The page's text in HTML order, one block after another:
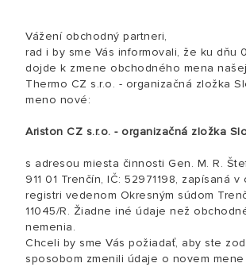
Vážení obchodný partneri,
rad i by sme Vás informovali, že ku dňu
dojde k zmene obchodného mena
Thermo CZ s.r.o. - organizačná zložka
meno nové:
Ariston CZ s.r.o. - organizačná zložka
s adresou miesta činnosti Gen. M. R.
911 01 Trenčín, IČ: 52971198, zapísaná
registri vedenom Okresným súdom
11045/R. Žiadne iné údaje než
nemenia.
Chceli by sme Vás požiadať, aby ste
sposobom zmenili údaje o novem